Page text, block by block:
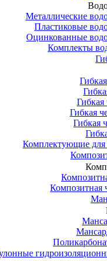
Металлические
Пластиковые
Оцинкованные
Комплекты
Гибкая
Гибкая
Гибкая
Комплектующие для
Композитная